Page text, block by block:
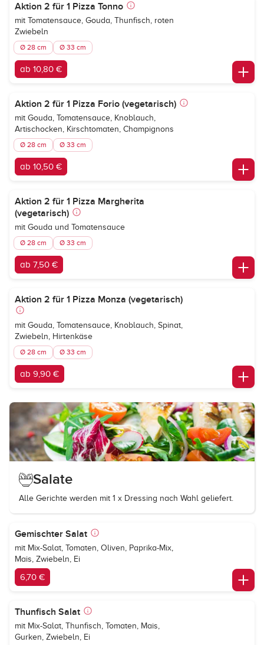
Aktion 2 für 1 Pizza Tonno
mit Tomatensauce, Gouda, Thunfisch, roten
Zwiebeln
Ø 28 cm Ø 33 cm
ab 10,80 €
Aktion 2 für 1 Pizza Forio (vegetarisch)
mit Gouda, Tomatensauce, Knoblauch,
Artischocken, Kirschtomaten, Champignons
Ø 28 cm Ø 33 cm
ab 10,50 €
Aktion 2 für 1 Pizza Margherita
(vegetarisch)
mit Gouda und Tomatensauce
Ø 28 cm Ø 33 cm
ab 7,50 €
Aktion 2 für 1 Pizza Monza (vegetarisch)
mit Gouda, Tomatensauce, Knoblauch, Spinat,
Zwiebeln, Hirtenkäse
Ø 28 cm Ø 33 cm
ab 9,90 €
Salate
Alle Gerichte werden mit 1 x Dressing nach Wahl geliefert.
Gemischter Salat
mit Mix-Salat, Tomaten, Oliven, Paprika-Mix,
Mais, Zwiebeln, Ei
6,70 €
Thunfisch Salat
mit Mix-Salat, Thunfisch, Tomaten, Mais,
Gurken, Zwiebeln, Ei